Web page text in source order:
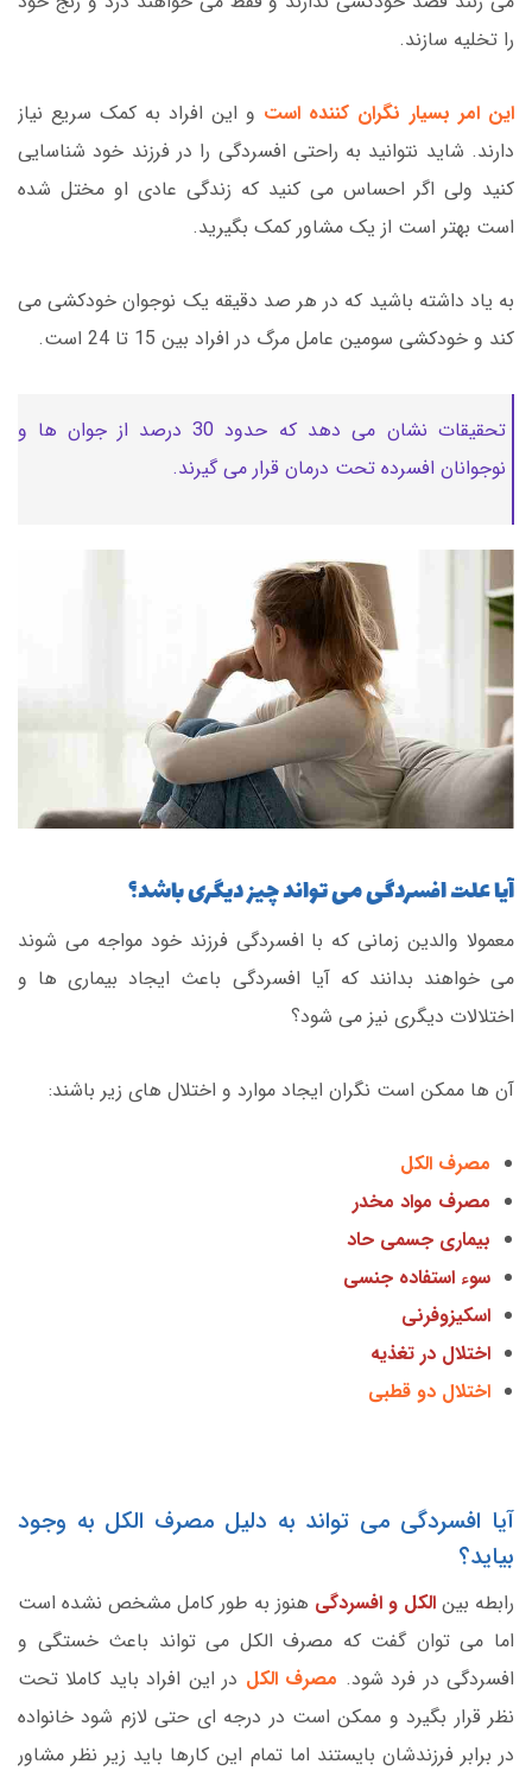
را تخلیه سازند.
این امر بسیار نگران کننده است و این افراد به کمک سریع نیاز
دارند. شاید نتوانید به راحتی افسردگی را در فرزند خود شناسایی
کنید ولی اگر احساس می کنید که زندگی عادی او مختل شده
است بهتر است از یک مشاور کمک بگیرید.
به یاد داشته باشید که در هر صد دقیقه یک نوجوان خودکشی می
کند و خودکشی سومین عامل مرگ در افراد بین 15 تا 24 است.
تحقیقات نشان می دهد که حدود 30 درصد از جوان ها و
نوجوانان افسرده تحت درمان قرار می گیرند.
آیا علت افسردگی می تواند چیز دیگری باشد؟
معمولا والدین زمانی که با افسردگی فرزند خود مواجه می شوند
می خواهند بدانند که آیا افسردگی باعث ایجاد بیماری ها و
اختلالات دیگری نیز می شود؟
آن ها ممکن است نگران ایجاد موارد و اختلال های زیر باشند:
مصرف الکل
مصرف مواد مخدر
بیماری جسمی حاد
سوء استفاده جنسی
اسکیزوفرنی
اختلال در تغذیه
اختلال دو قطبی
آیا افسردگی می تواند به دلیل مصرف الکل به وجود
بیاید؟
رابطه بین الکل و افسردگی هنوز به طور کامل مشخص نشده است
اما می توان گفت که مصرف الکل می تواند باعث خستگی و
افسردگی در فرد شود. مصرف الکل در این افراد باید کاملا تحت
نظر قرار بگیرد و ممکن است در درجه ای حتی لازم شود خانواده
در برابر فرزندشان بایستند اما تمام این کارها باید زیر نظر مشاور